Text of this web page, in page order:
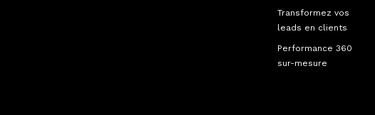
Transformez vos
leads en clients
Performance 360
sur-mesure